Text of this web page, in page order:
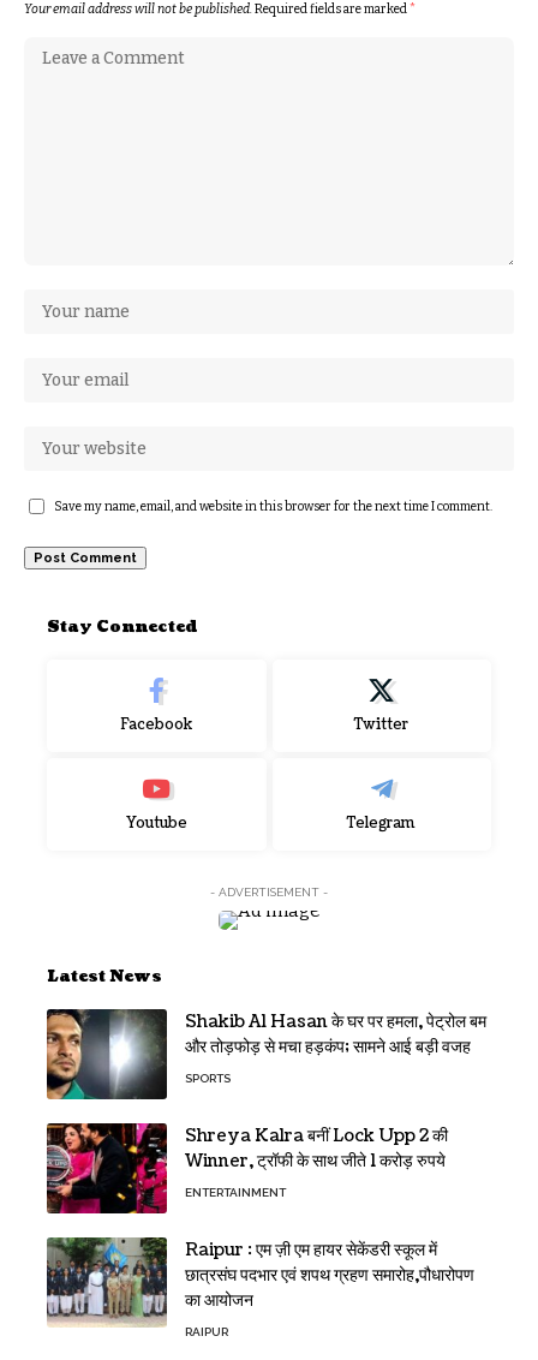
Your email address will not be published.Required fields are marked*
Save my name, email, and website in this browser for the next time I comment.
Stay Connected
Facebook Twitter
Youtube Telegram
- ADVERTISEMENT -
Latest News
Shakib Al Hasan के घर पर हमला, पेट्रोल बम
और तोड़फोड़ से मचा हड़कंप; सामने आई बड़ी वजह
SPORTS
Shreya Kalra बनीं Lock Upp 2 की
Winner, ट्रॉफी के साथ जीते 1 करोड़ रुपये
ENTERTAINMENT
Raipur : एम ज़ी एम हायर सेकेंडरी स्कूल में
छात्रसंघ पदभार एवं शपथ ग्रहण समारोह,पौधारोपण
का आयोजन
RAIPUR